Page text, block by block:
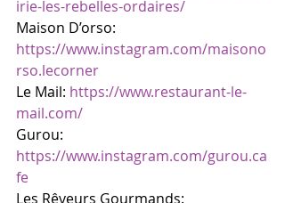
irie-les-rebelles-ordaires/
Maison D’orso:
https://www.instagram.com/maisono
rso.lecorner
Le Mail: https://www.restaurant-le-
mail.com/
Gurou:
https://www.instagram.com/gurou.ca
fe
Les Rêveurs Gourmands: